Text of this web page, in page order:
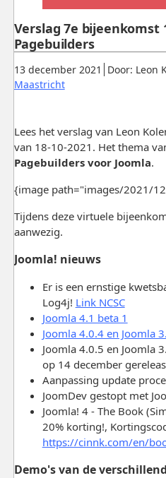
Gepubliceerd:
13 december 2021 Door: Leon
Maastricht.
Verslag 7e bijeenkomst
Pagebuilders
Lees het verslag van Leon
van 18-10-2021. Het thema
Pagebuilders voor Joomla.
{image path="images/2021/
Tijdens deze virtuele
aanwezig.
Joomla! nieuws
Er is een ernstige
Log4j! Link NCSC
Joomla 4.1 beta 1
Joomla 4.0.4 en Joomla
Joomla 4.0.5 en Joomla
op 14 december
Aanpassing update
JoomDev gestopt met
Joomla! 4 - The Book
20% korting!,
https://cinnk.com/en/
Demo's van de